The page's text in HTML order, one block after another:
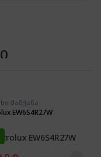
მანქანა
EW6S4R27W